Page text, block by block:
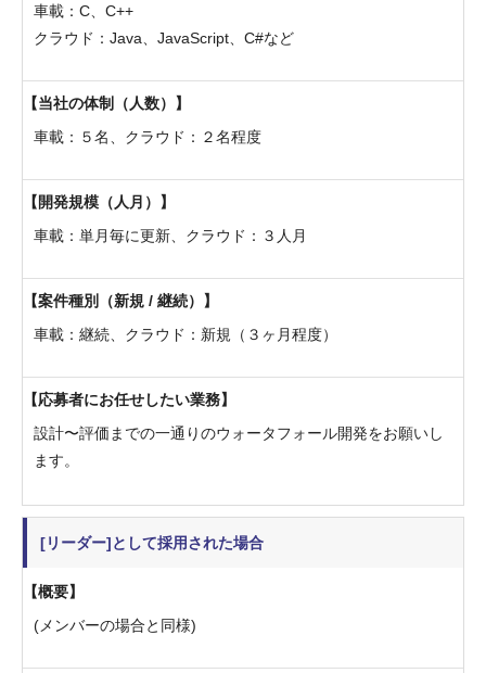
車載：C、C++
クラウド：Java、JavaScript、C#など
当社の体制（人数）
車載：５名、クラウド：２名程度
開発規模（人月）
車載：単月毎に更新、クラウド：３人月
案件種別（新規 / 継続）
車載：継続、クラウド：新規（３ヶ月程度）
応募者にお任せしたい業務
設計〜評価までの一通りのウォータフォール開発をお願いし
ます。
[リーダー]として採用された場合
概要
(メンバーの場合と同様)